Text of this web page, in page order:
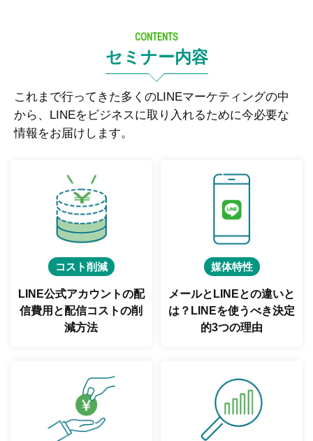
CONTENTS
セミナー内容
これまで行ってきた多くのLINEマーケティングの中
から、LINEをビジネスに取り入れるために今必要な
情報をお届けします。
コスト削減
LINE公式アカウントの配
信費用と配信コストの削
減方法
媒体特性
メールとLINEとの違いと
は？ LINEを使うべき決定
的3つの理由